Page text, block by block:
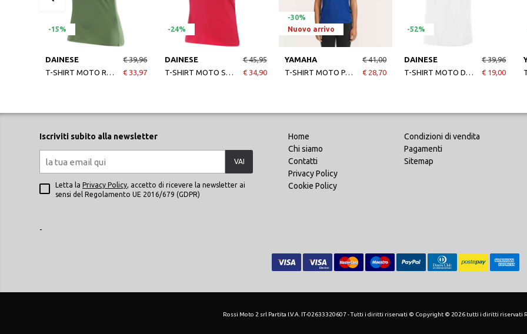
-15%
DAINESE
T-SHIRT MOTO RACING SERVICE DONNA TSHIRT KALE
€ 39,96
€ 33,97
-24%
DAINESE
T-SHIRT MOTO SPEED DEMON VELOCE DONNA BRIGHT RED
€ 45,95
€ 34,90
-30%
Nuovo arrivo
YAMAHA
T-SHIRT MOTO PADDOCK BLUEA TEAM YAMAHA DONNA
€ 41,00
€ 28,70
-52%
DAINESE
T-SHIRT MOTO DONNA CAMO-TRACKS LADY WHITE/CAmo
€ 39,96
€ 19,00
Iscriviti subito alla newsletter
VAI
Letta la Privacy Policy, accetto di ricevere la newsletter ai
sensi del Regolamento UE 2016/679 (GDPR)
Home
Chi siamo
Contatti
Privacy Policy
Cookie Policy
Condizioni di vendita
Pagamenti
Sitemap
-
Rossi Moto 2 srl Partita I.V.A. IT-02633320607 - Tutti i diritti riservati © Copyright © 2026 tutti i diritti riservati